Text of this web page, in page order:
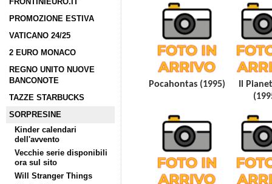
PROMOZIONE ESTIVA
VATICANO 24/25
2 EURO MONACO
REGNO UNITO NUOVE
BANCONOTE
TAZZE STARBUCKS
SORPRESINE
Kinder calendari
dell'avvento
Vecchie serie disponibili
ora sul sito
Will Stranger Things
Pocahontas (1995)
Il